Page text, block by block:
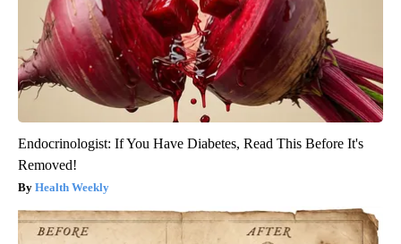
Endocrinologist: If You Have Diabetes, Read This Before It's
Removed!
Health Weekly